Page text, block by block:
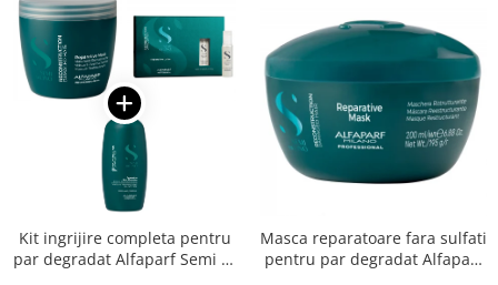
Kit ingrijire completa pentru
par degradat Alfaparf Semi di
Masca reparatoare fara sulfati
pentru par degradat Alfaparf